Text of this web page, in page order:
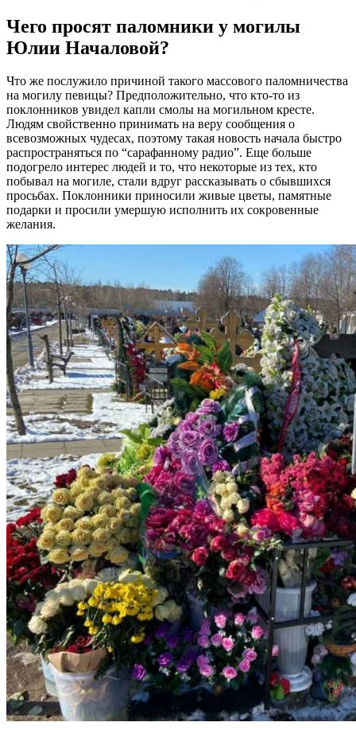
Чего просят паломники у могилы
Юлии Началовой?
Что же послужило причиной такого массового паломничества
на могилу певицы? Предположительно, что кто-то из
поклонников увидел капли смолы на могильном кресте.
Людям свойственно принимать на веру сообщения о
всевозможных чудесах, поэтому такая новость начала быстро
распространяться по “сарафанному радио”. Еще больше
подогрело интерес людей и то, что некоторые из тех, кто
побывал на могиле, стали вдруг рассказывать о сбывшихся
просьбах. Поклонники приносили живые цветы, памятные
подарки и просили умершую исполнить их сокровенные
желания.